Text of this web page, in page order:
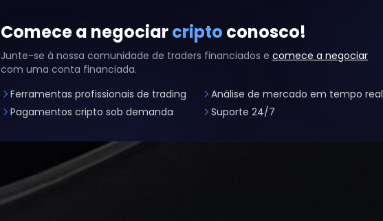
Comece a negociarcripto conosco!
Junte-se à nossa comunidade de traders financiados e comece a negociar
com uma conta financiada.
Ferramentas profissionais de trading
Análise de mercado em tempo real
Pagamentos cripto sob demanda
Suporte 24/7